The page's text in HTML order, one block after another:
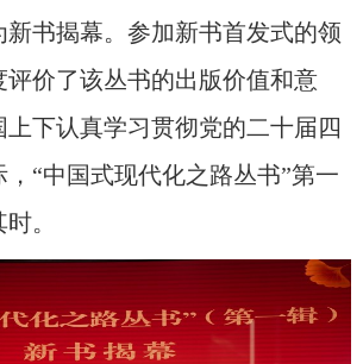
书揭幕。参加新书首发式的领
评价了该丛书的出版价值和意
上下认真学习贯彻党的二十届四
“中国式现代化之路丛书”第一
。